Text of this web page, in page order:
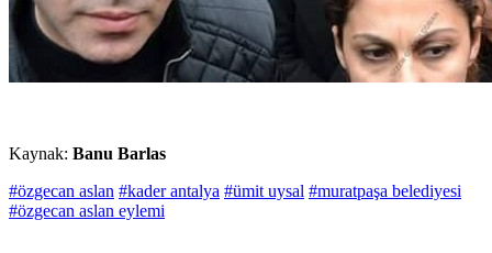
Kaynak: Banu Barlas
#özgecan aslan #kader antalya #ümit uysal #muratpaşa belediyesi
#özgecan aslan eylemi